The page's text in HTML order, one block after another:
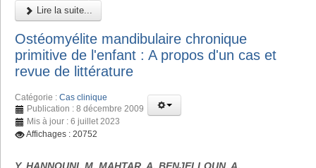
Lire la suite...
Ostéomyélite mandibulaire chronique
primitive de l'enfant : A propos d'un cas et
revue de littérature
Catégorie : Cas clinique
Publication : 8 décembre 2009
Mis à jour : 6 juillet 2023
Affichages : 20752